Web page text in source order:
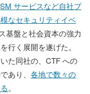
サービスなど自社プ
なセキュリティイベ
基盤と社会資本の強力
行く展開を遂げた。
た同社の、CTF への
あり、 各地で数々の
。